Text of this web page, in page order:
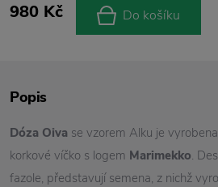
980 Kč Do košíku
Popis
Dóza Oiva se vzorem Alku je
korkové víčko s logem Marimekko.
fazole, představují semena, z nichž